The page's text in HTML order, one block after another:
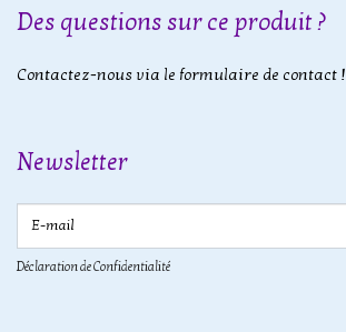
Des questions sur ce produit ?
Contactez-nous via le formulaire de contact !
Newsletter
Déclaration de Confidentialité